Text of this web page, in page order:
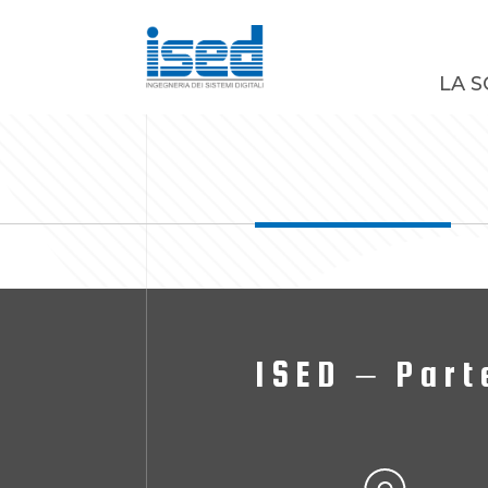
LA
ISED –